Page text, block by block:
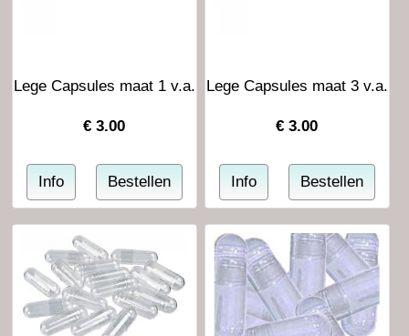
Lege Capsules maat 1 v.a.
€3.00
Lege Capsules maat 3 v.a.
€3.00